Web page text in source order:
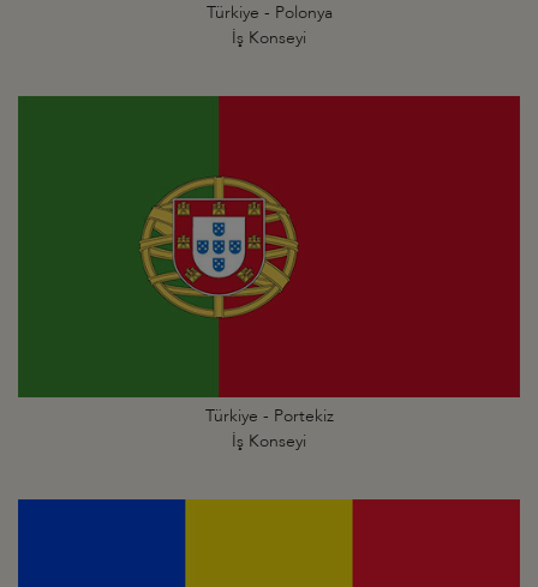
Türkiye - Polonya
İş Konseyi
Türkiye - Portekiz
İş Konseyi